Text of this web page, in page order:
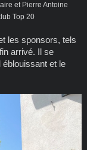
et Pierre Antoine
Top 20
les sponsors, tels
arrivé. Il se
et le